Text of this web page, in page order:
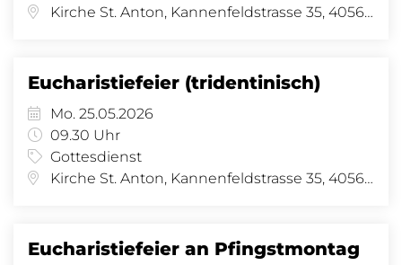
Kirche St. Anton, Kannenfeldstrasse 35, 4056 Basel
Eucharistiefeier (tridentinisch)
Mo. 25.05.2026
09.30 Uhr
Gottesdienst
Kirche St. Anton, Kannenfeldstrasse 35, 4056 Basel
Eucharistiefeier an Pfingstmontag